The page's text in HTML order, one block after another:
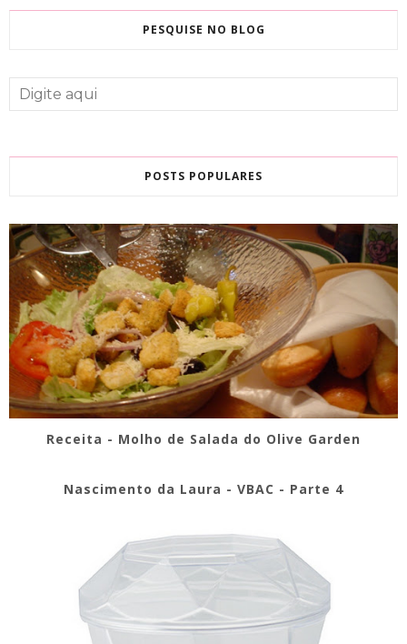
PESQUISE NO BLOG
POSTS POPULARES
Receita - Molho de Salada do Olive Garden
Nascimento da Laura - VBAC - Parte 4